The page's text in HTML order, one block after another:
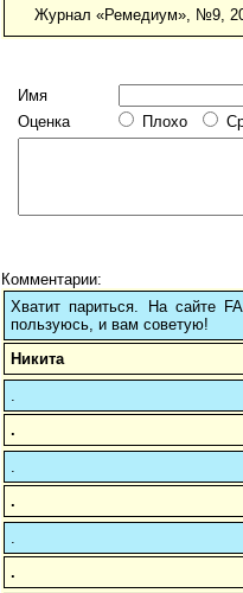
Журнал «Ремедиум», №9,
Имя
Оценка
Плохо
Комментарии:
Хватит париться. На сайте
пользуюсь, и вам советую!
Никита
.
.
.